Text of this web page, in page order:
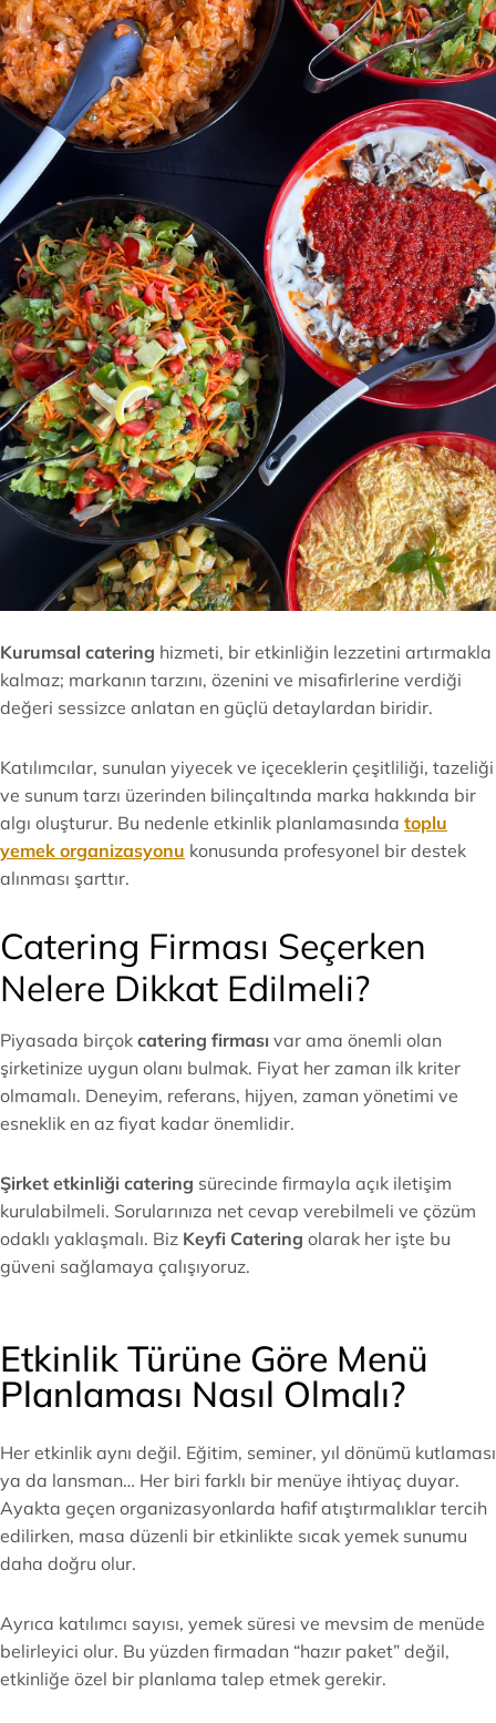
Kurumsal catering hizmeti, bir etkinliğin lezzetini artırmakla
kalmaz; markanın tarzını, özenini ve misafirlerine verdiği
değeri sessizce anlatan en güçlü detaylardan biridir.
Katılımcılar, sunulan yiyecek ve içeceklerin çeşitliliği, tazeliği
ve sunum tarzı üzerinden bilinçaltında marka hakkında bir
algı oluşturur. Bu nedenle etkinlik planlamasında toplu
yemek organizasyonu konusunda profesyonel bir destek
alınması şarttır.
Catering Firması Seçerken
Nelere Dikkat Edilmeli?
Piyasada birçok catering firması var ama önemli olan
şirketinize uygun olanı bulmak. Fiyat her zaman ilk kriter
olmamalı. Deneyim, referans, hijyen, zaman yönetimi ve
esneklik en az fiyat kadar önemlidir.
Şirket etkinliği catering sürecinde firmayla açık iletişim
kurulabilmeli. Sorularınıza net cevap verebilmeli ve çözüm
odaklı yaklaşmalı. Biz Keyfi Catering olarak her işte bu
güveni sağlamaya çalışıyoruz.
Etkinlik Türüne Göre Menü
Planlaması Nasıl Olmalı?
Her etkinlik aynı değil. Eğitim, seminer, yıl dönümü kutlaması
ya da lansman… Her biri farklı bir menüye ihtiyaç duyar.
Ayakta geçen organizasyonlarda hafif atıştırmalıklar tercih
edilirken, masa düzenli bir etkinlikte sıcak yemek sunumu
daha doğru olur.
Ayrıca katılımcı sayısı, yemek süresi ve mevsim de menüde
belirleyici olur. Bu yüzden firmadan “hazır paket” değil,
etkinliğe özel bir planlama talep etmek gerekir.